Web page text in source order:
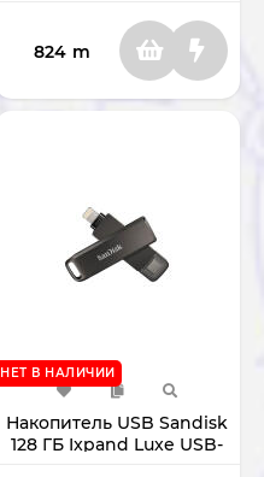
128G-GG6NE
824 m
Накопитель USB Sandisk
128 ГБ Ixpand Luxe USB-
НЕТ В НАЛИЧИИ